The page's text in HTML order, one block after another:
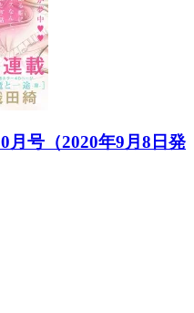
月号（2020年9月8日発